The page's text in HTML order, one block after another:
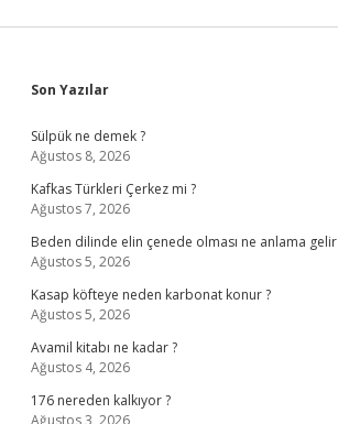
Sidebar
Son Yazılar
Sülpük ne demek ?
Ağustos 8, 2026
Kafkas Türkleri Çerkez mi ?
Ağustos 7, 2026
Beden dilinde elin çenede olması ne anlama gelir
Ağustos 5, 2026
Kasap köfteye neden karbonat konur ?
Ağustos 5, 2026
Avamil kitabı ne kadar ?
Ağustos 4, 2026
176 nereden kalkıyor ?
Ağustos 3, 2026